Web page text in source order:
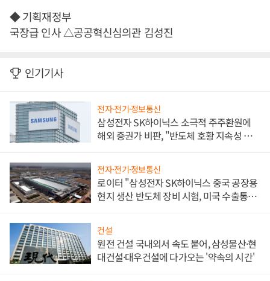
◆ 기획재정부
국장급 인사 △공공혁신심의관 김성진
인기기사
전자·전기·정보통신
삼성전자 SK하이닉스 소극적 주주환원에
해외 증권가 비판, "반도체 호황 지속성 의
전자·전기·정보통신
로이터 "삼성전자 SK하이닉스 중국 공장용
현지 생산 반도체 장비 시험, 미국 수출통제
건설
원전 건설 국내외서 속도 붙어, 삼성물산·현
대건설·대우건설에 다가오는 '약속의 시간'